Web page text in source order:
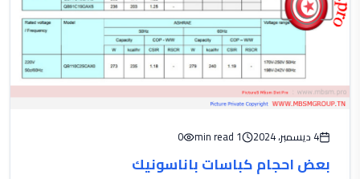
4 ديسمبر، 2024 1 min read
0
بعض احجام كباسات باناسونيك